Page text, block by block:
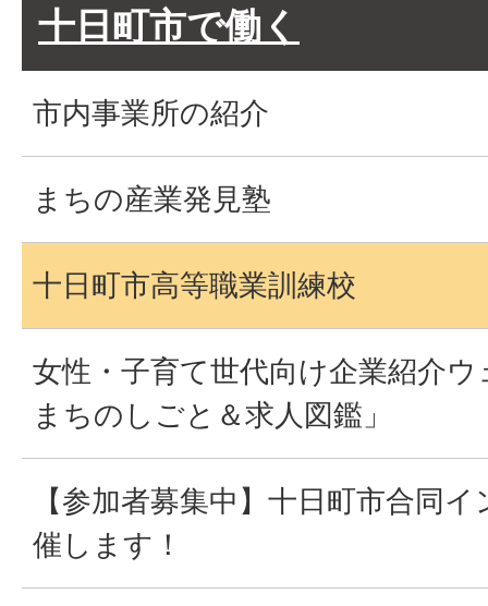
十日町市で働く
市内事業所の紹介
まちの産業発見塾
十日町市高等職業訓練校
女性・子育て世代向け企業紹介
まちのしごと＆求人図鑑」
【参加者募集中】十日町市合同
催します！